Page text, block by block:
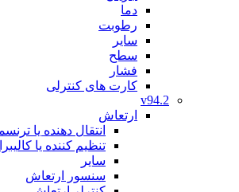
دما
رطوبت
سایر
سطح
فشار
کارت های کنترلی
v94.2
ارتعاش
انتقال دهنده یا
تنظیم کننده یا
سایر
سنسور ارتعاش